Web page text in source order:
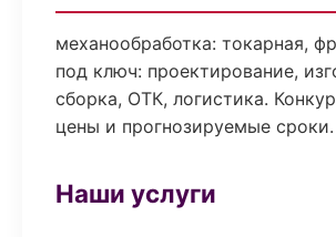
механообработка: токарная,
под ключ: проектирование,
сборка, ОТК, логистика.
цены и прогнозируемые сроки.
Наши услуги